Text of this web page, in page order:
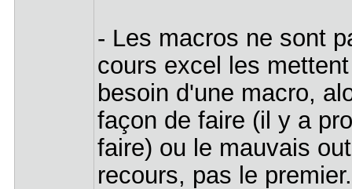
- Les macros ne sont
cours excel les
besoin d'une macro,
façon de faire (il y a
faire) ou le mauvais
recours, pas le premier.